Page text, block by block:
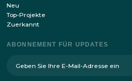
Die Geschichte des Unternehmens